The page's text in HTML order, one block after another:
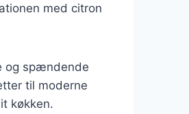
med citron
og spændende
til moderne
køkken.